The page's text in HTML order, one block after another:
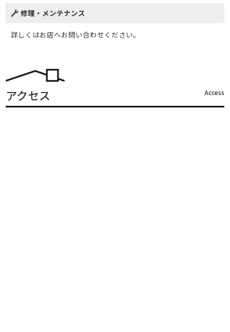
修理・メンテナンス
詳しくはお店へお問い合わせください。
アクセス Access